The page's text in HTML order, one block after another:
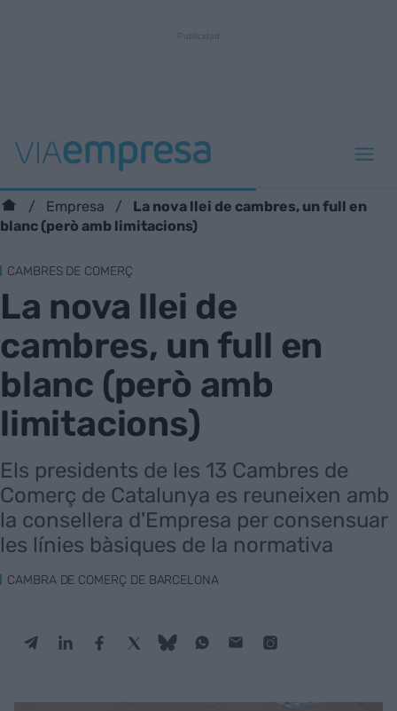
Empresa
La nova llei de cambres, un full en
blanc (però amb limitacions)
CAMBRES DE COMERÇ
La nova llei de
cambres, un full en
blanc (però amb
limitacions)
Els presidents de les 13 Cambres de
Comerç de Catalunya es reuneixen amb
la consellera d'Empresa per consensuar
les línies bàsiques de la normativa
CAMBRA DE COMERÇ DE BARCELONA